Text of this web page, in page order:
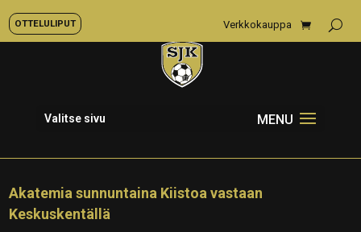
OTTELULIPUT Verkkokauppa
Valitse sivu
Akatemia sunnuntaina Kiistoa vastaan
Keskuskentällä